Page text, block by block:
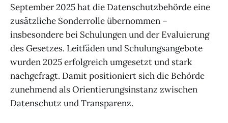
September 2025 hat die Datenschutzbehörde eine
zusätzliche Sonderrolle übernommen –
insbesondere bei Schulungen und der Evaluierung
des Gesetzes. Leitfäden und Schulungsangebote
wurden 2025 erfolgreich umgesetzt und stark
nachgefragt. Damit positioniert sich die Behörde
zunehmend als Orientierungsinstanz zwischen
Datenschutz und Transparenz.